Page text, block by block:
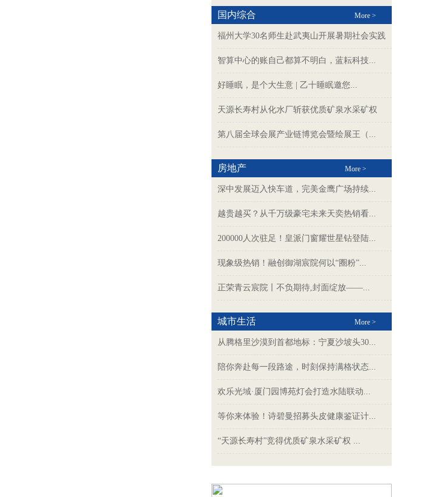
国内综合 More >
福州大学30名师生赴武夷山开展暑期社会实践
智算中心的账自己都算不明白，蓝耘科技...
好睡眠，是个大生意 | 乙十睡眠邀您...
天源长寿村从化水厂斩获优质矿泉水采矿权
第八届全球会展产业链博览会暨绘展王（...
房地产 More >
深中发展迈入快车道，完美金鹰广场持续...
越贵越买？从千万级豪宅未来天奕热销看...
200000人次驻足！皇派门窗耀世星钻登陆...
现象级热销！融创御湖宸院何以“圈粉”...
正荣青云宸院丨不负期待,封面绽放——...
城市生活 More >
从腾格里沙漠到首都地标：宁夏沙坡头30...
陪你奔赴每一段路途，时刻保持满格状态...
欢乐光域·厦门园博苑灯会打造水陆联动...
等你来体验！诗碧曼招募头皮健康鉴证计...
“天源长寿村”竞得优质矿泉水采矿权 ...